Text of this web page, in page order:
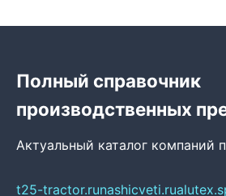
Полный справочник
производственных
Актуальный каталог компаний
t25-tractor.runashicveti.ru